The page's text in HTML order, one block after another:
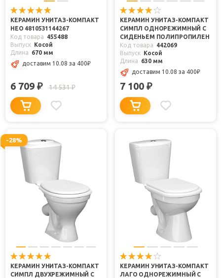
КЕРАМИН УНИТАЗ-КОМПАКТ
НЕО 4810531144267
Код товара
455488
Выпуск Косой
Длина
670 мм
доставим 10.08 за 400₽
6 709 ₽ 14 531₽
КЕРАМИН УНИТАЗ-КОМПАКТ
СИМПЛ ОДНОРЕЖИМНЫЙ С
СИДЕНЬЕМ ПОЛИПРОПИЛЕН
Код товара
442069
Выпуск Косой
Длина
630 мм
доставим 10.08 за 400₽
7 100 ₽
-28%
КЕРАМИН УНИТАЗ-КОМПАКТ
СИМПЛ ДВУХРЕЖИМНЫЙ С
КЕРАМИН УНИТАЗ-КОМПАКТ
ЛАГО ОДНОРЕЖИМНЫЙ С